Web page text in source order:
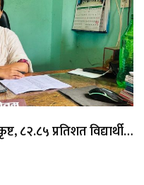
८२.८५ प्रतिशत विद्यार्थी…